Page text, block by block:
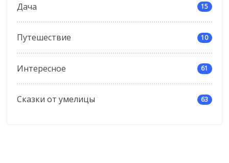
Дача 15
Путешествие 10
Интересное 61
Сказки от умелицы 63